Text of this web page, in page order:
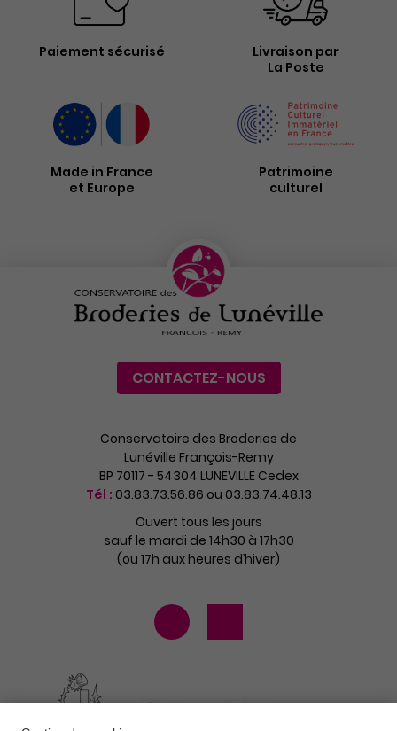
Paiement sécurisé
Livraison par
La Poste
Made in France
et Europe
Patrimoine
culturel
CONTACTEZ-NOUS
Conservatoire des Broderies de
Lunéville François-Remy
BP 70117 - 54304 LUNEVILLE Cedex
Tél : 03.83.73.56.86 ou 03.83.74.48.13
Ouvert tous les jours
sauf le mardi de 14h30 à 17h30
(ou 17h aux heures d’hiver)